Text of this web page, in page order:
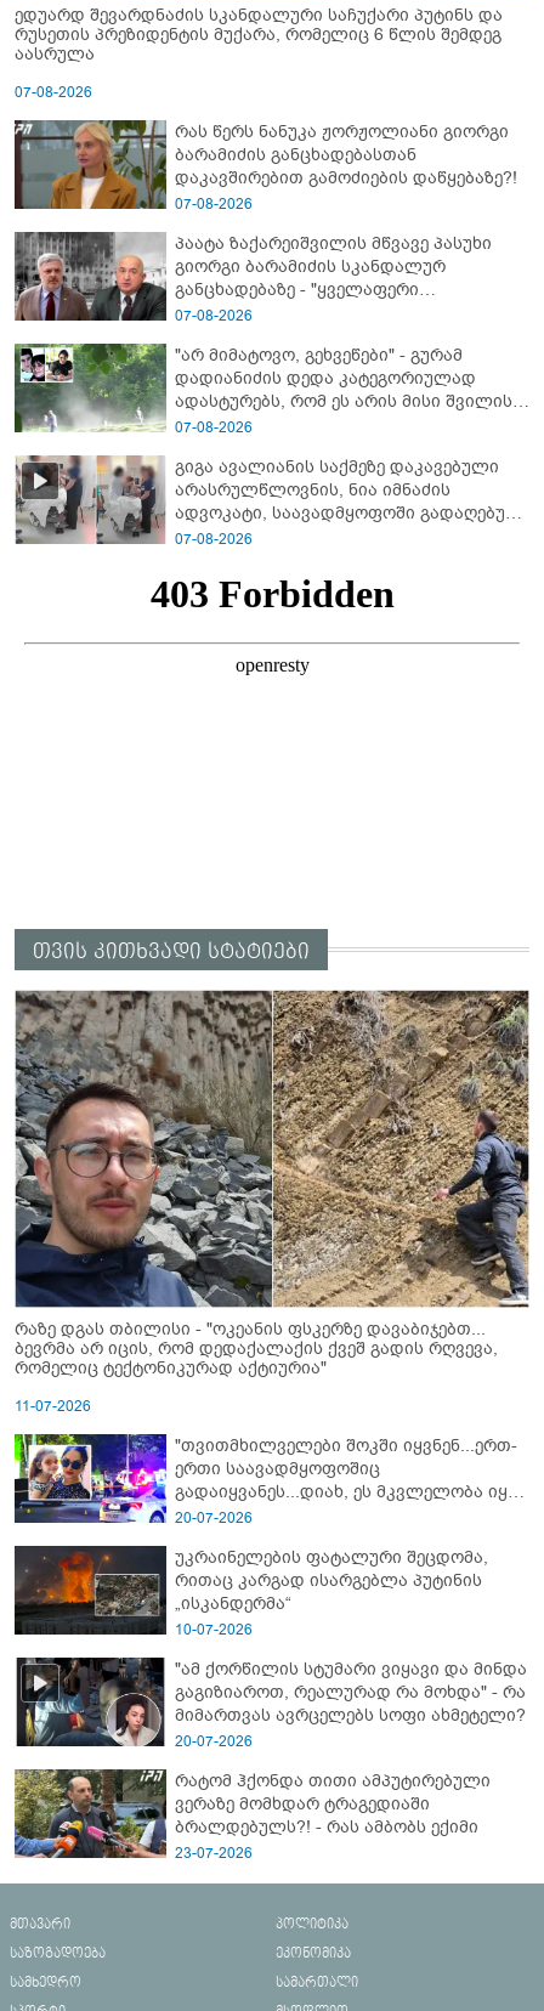
ედუარდ შევარდნაძის სკანდალური საჩუქარი პუტინს და
რუსეთის პრეზიდენტის მუქარა, რომელიც 6 წლის შემდეგ
აასრულა
07-08-2026
რას წერს ნანუკა ჟორჟოლიანი გიორგი
ბარამიძის განცხადებასთან
დაკავშირებით გამოძიების დაწყებაზე?!
07-08-2026
პაატა ზაქარეიშვილის მწვავე პასუხი
გიორგი ბარამიძის სკანდალურ
განცხადებაზე - "ყველაფერი
დეტალურად ვიცი... კამანში მოკლული
ბარამიძე კი ტყუის"
07-08-2026
"არ მიმატოვო, გეხვეწები" - გუ­რა­მ
დადიანიძის დედა კა­ტე­გო­რი­უ­ლად
ადას­ტუ­რებს, რომ ეს არის მისი შვი­ლის
ხმა
07-08-2026
გიგა ავალიანის საქმეზე დაკავებული
არასრულწლოვნის, ნია იმნაძის
ადვოკატი, საავადმყოფოში გადაღებულ
კადრებს ავრცელებს
07-08-2026
თვის კითხვადი სტატიები
რაზე დგას თბილისი - "ოკეანის ფსკერზე დავაბიჯებთ...
ბევრმა არ იცის, რომ დედაქალაქის ქვეშ გადის რღვევა,
რომელიც ტექტონიკურად აქტიურია"
11-07-2026
"თვითმხილველები შოკში იყვნენ...ერთ-
ერთი საავადმყოფოშიც
გადაიყვანეს...დიახ, ეს მკვლელობა იყო"
- გორში დატრიალებული ტრაგედიის
20-07-2026
უკრაინელების ფატალური შეცდომა,
რითაც კარგად ისარგებლა პუტინის
„ისკანდერმა“
10-07-2026
"ამ ქორწილის სტუმარი ვიყავი და მინდა
გაგიზიაროთ, რეალურად რა მოხდა" - რა
მიმართვას ავრცელებს სოფი ახმეტელი?
20-07-2026
რატომ ჰქონდა თითი ამპუტირებული
ვერაზე მომხდარ ტრაგედიაში
ბრალდებულს?! - რას ამბობს ექიმი
23-07-2026
მთავარი
პოლიტიკა
საზოგადოება
ეკონომიკა
სამხედრო
სამართალი